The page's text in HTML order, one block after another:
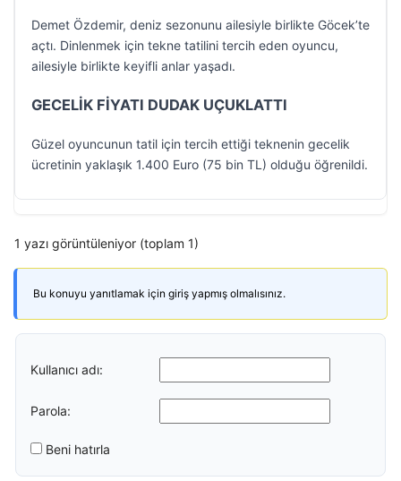
Demet Özdemir, deniz sezonunu ailesiyle birlikte Göcek’te
açtı. Dinlenmek için tekne tatilini tercih eden oyuncu,
ailesiyle birlikte keyifli anlar yaşadı.
GECELİK FİYATI DUDAK UÇUKLATTI
Güzel oyuncunun tatil için tercih ettiği teknenin gecelik
ücretinin yaklaşık 1.400 Euro (75 bin TL) olduğu öğrenildi.
1 yazı görüntüleniyor (toplam 1)
Bu konuyu yanıtlamak için giriş yapmış olmalısınız.
Kullanıcı adı:
Parola:
Beni hatırla